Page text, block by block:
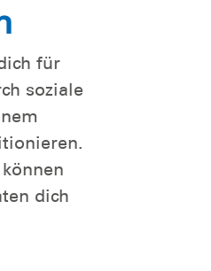
für
soziale
dich